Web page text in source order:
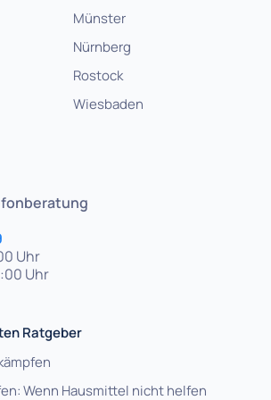
Münster
Nürnberg
Rostock
Wiesbaden
Uhr
Uhr
Ratgeber
Wenn Hausmittel nicht helfen